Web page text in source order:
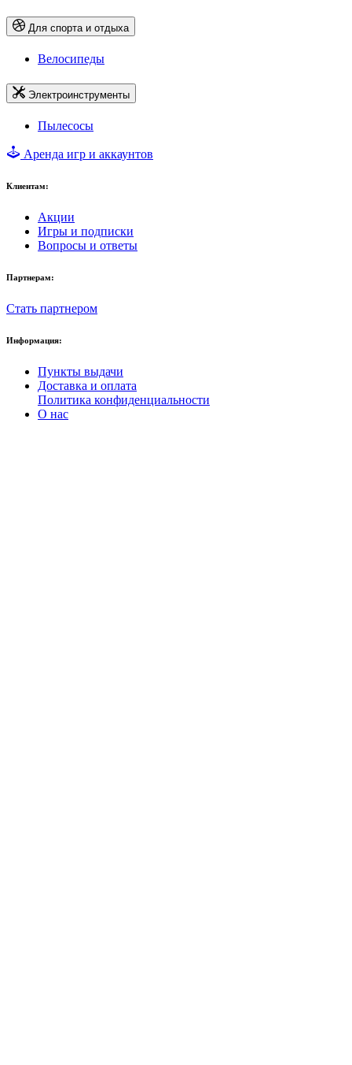
Для спорта и отдыха
Велосипеды
Электроинструменты
Пылесосы
Аренда игр и аккаунтов
Клиентам:
Акции
Игры и подписки
Вопросы и ответы
Партнерам:
Стать партнером
Информация:
Пункты выдачи
Доставка и оплата
Политика конфиденциальности
О нас